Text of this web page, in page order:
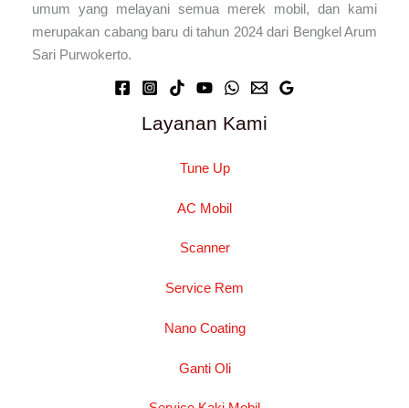
umum yang melayani semua merek mobil, dan kami
merupakan cabang baru di tahun 2024 dari Bengkel Arum
Sari Purwokerto.
Layanan Kami
Tune Up
AC Mobil
Scanner
Service Rem
Nano Coating
Ganti Oli